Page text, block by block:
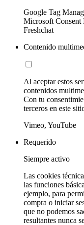
Google Tag
Microsoft Consent
Freshchat
Contenido
Al aceptar estos
contenidos
Con tu
terceros en este
Vimeo, YouTube
Requerido
Siempre activo
Las cookies
las funciones
ejemplo, para
compra o iniciar
que no podemos
resultantes nunca